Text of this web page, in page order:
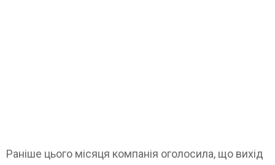
Раніше цього місяця компанія оголосила, що вихід